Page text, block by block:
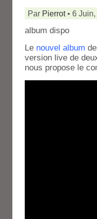
Par Pierrot• 6 Juin,
album dispo
Le nouvel album
version live de
nous propose le